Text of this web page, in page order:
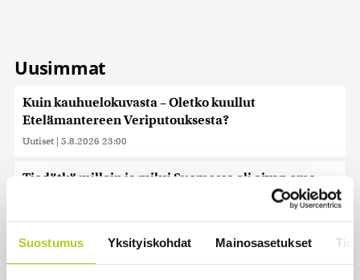
Suostumus Yksityiskohdat Mainosasetukset
Uusimmat
Kuin kauhuelokuvasta – Oletko kuullut
Etelämantereen Veriputouksesta?
Uutiset | 5.8.2026 23:00
Tiedätkö milloin ja miksi Suomessa oli aivan oma
Murska-arvio: Nato on vuosikymmenen jäljessä